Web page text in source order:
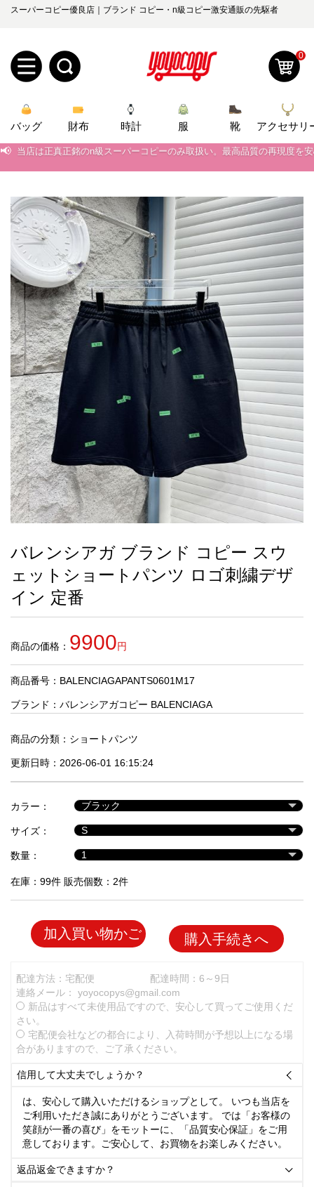
スーパーコピー優良店｜ブランド コピー・n級コピー激安通販の先駆者
規
ユ
ザ
登
録
ロ
グ
ン
オ
ー
ダ
ー
管
理
お
知
ら
せ
yoyocopys@gmail.com
2026人気特集
バッグ
財布
時計
服
ズボン
衣装セット
靴
住まい用品
アクセサリー
ベルト
スカーフ
アイフォーンケ
ース
小物
最
新
製
品
す
め
商
人
気
商
セ
ル
品
0
バッグ 財布 時計 服 靴 アクセサリ
📢 当店は正真正銘のn級スーパーコピーのみ取扱い。最高品質の再現度を
2026春の新作続々更新中！期間中のご注文でお得な割引をご利用いただ
📢 当店は正真正銘のn級スーパーコピーのみ取扱い。最高品質の再現度を
2026春の新作続々更新中！期間中のご注文でお得な割引をご利用いただ
📢 新作入荷！ルイ・ヴィトンスーパーコピー バッグ最新モデルが登場。
バレンシアガ ブランド コピー スウ
ェットショートパンツ ロゴ刺繍デザ
イン 定番
商品の価格： 9900円
商品番号：BALENCIAGAPANTS0601M17
ブランド： バレンシアガコピー BALENCIAGA
商品の分類： ショートパンツ
更新日時：2026-06-01 16:15:24
カラー：
サイズ：
数量：
在庫：99件 販売個数：2件
加入買い物かご 購入手続きへ
配達方法：宅配便
配達時間：6～9日
連絡メール： yoyocopys@gmail.com
新品はすべて未使用品ですので、安心して買ってご使用くだ
さい。
宅配便会社などの都合により、入荷時間が予想以上になる場
合がありますので、ご了承ください。
信用して大丈夫でしょうか？ 
は、安心して購入いただけるショップとして。 いつも当店を
ご利用いただき誠にありがとうございます。 では「お客様の
笑顔が一番の喜び」をモットーに、「品質安心保証」をご用
意しております。ご安心して、お買物をお楽しみください。
返品返金できますか？ 